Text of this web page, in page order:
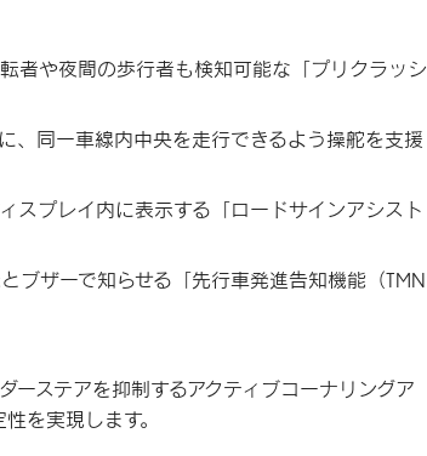
者や夜間の歩行者も検知可能な「プリクラッシ
、同一車線内中央を走行できるよう操舵を支援
スプレイ内に表示する「ロードサインアシスト
ブザーで知らせる「先行車発進告知機能（TMN
ーステアを抑制するアクティブコーナリングア
を実現します。